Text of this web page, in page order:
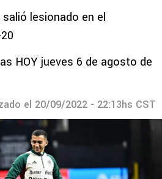
lesionado en el
HOY jueves 6 de agosto de
el 20/09/2022 - 22:13hs CST